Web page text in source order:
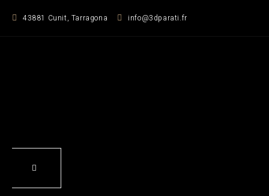
Inhalt 43881 Cunit, Tarragona info@3dparati.fr